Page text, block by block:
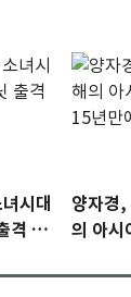
시대
격 [N
양자경,
의 아